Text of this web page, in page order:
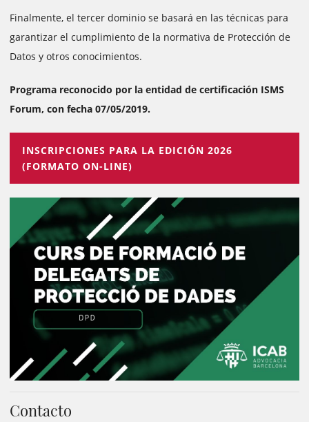
Finalmente, el tercer dominio se basará en las técnicas para
garantizar el cumplimiento de la normativa de Protección de
Datos y otros conocimientos.
Programa reconocido por la entidad de certificación ISMS
Forum, con fecha 07/05/2019.
INSCRIPCIONES PARA LA EDICIÓN 2026
(FORMATO ON-LINE)
Contacto